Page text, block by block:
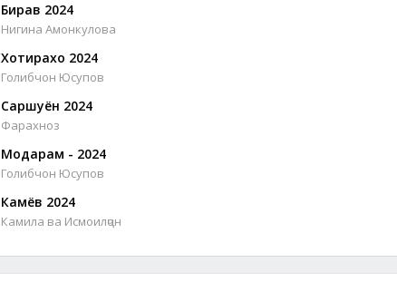
Бирав 2024
Нигина Амонкулова
Хотирахо 2024
Голибчон Юсупов
Саршуён 2024
Фарахноз
Модарам - 2024
Голибчон Юсупов
Камёв 2024
Камила ва Исмоилҷон